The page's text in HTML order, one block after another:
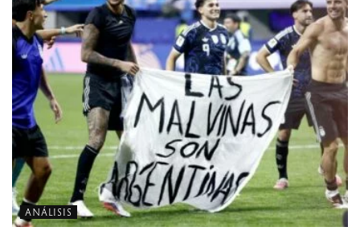
ANÁLISIS